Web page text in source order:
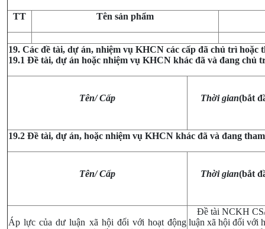
TT Tên sản phẩm
19. Các đề tài, dự án, nhiệm vụ KHCN các cấp đã chủ trì hoặc
19.1 Đề tài, dự án hoặc nhiệm vụ KHCN khác đã và đang chủ
Tên/ Cấp Thời gian(bắt
19.2 Đề tài, dự án, hoặc nhiệm vụ KHCN khác đã và đang
Tên/ Cấp Thời gian(bắt
Áp lực của dư luận xã hội đối với hoạt động
Đề tài NCKH
luận xã hội đối với